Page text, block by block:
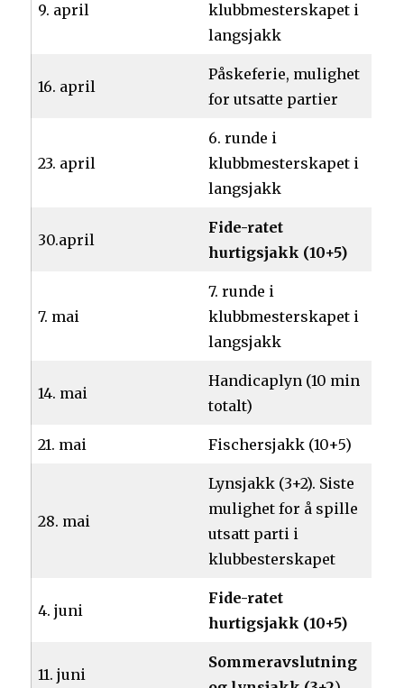
9. april
klubbmesterskapet i
langsjakk
16. april
Påskeferie, mulighet
for utsatte partier
23. april
6. runde i
klubbmesterskapet i
langsjakk
30.april
Fide-ratet
hurtigsjakk (10+5)
7. mai
7. runde i
klubbmesterskapet i
langsjakk
14. mai
Handicaplyn (10 min
totalt)
21. mai Fischersjakk (10+5)
28. mai
Lynsjakk (3+2). Siste
mulighet for å spille
utsatt parti i
klubbesterskapet
4. juni
Fide-ratet
hurtigsjakk (10+5)
11. juni
Sommeravslutning